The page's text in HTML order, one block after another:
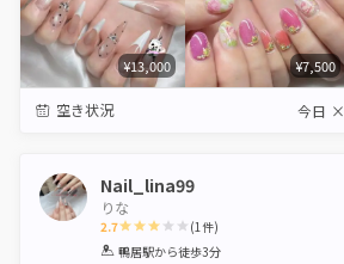
¥13,000 ¥7,500
空き状況 今日 ×
Nail_lina99
りな
2.7
1 2 3 4 5
(1件)
鴨居駅から徒歩3分